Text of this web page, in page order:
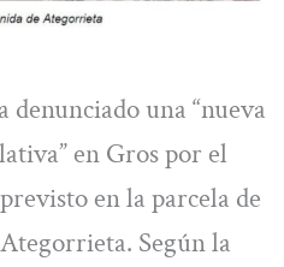
una “nueva
en Gros por el
en la parcela de
Según la